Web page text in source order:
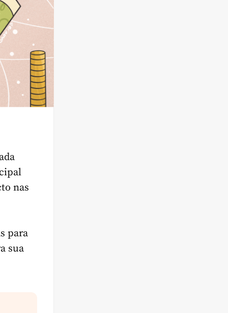
nas
para
sua